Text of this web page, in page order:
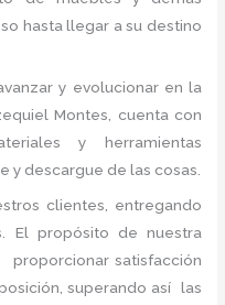
hasta llegar a su destino
y evolucionar en la
Montes, cuenta con
y herramientas
y descargue de las cosas.
clientes, entregando
El propósito de nuestra
proporcionar satisfacción
superando así las